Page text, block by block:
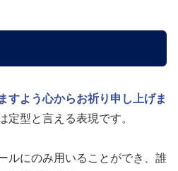
すよう心からお祈り申し上げま
定型と言える表現です。
ルにのみ用いることができ、誰